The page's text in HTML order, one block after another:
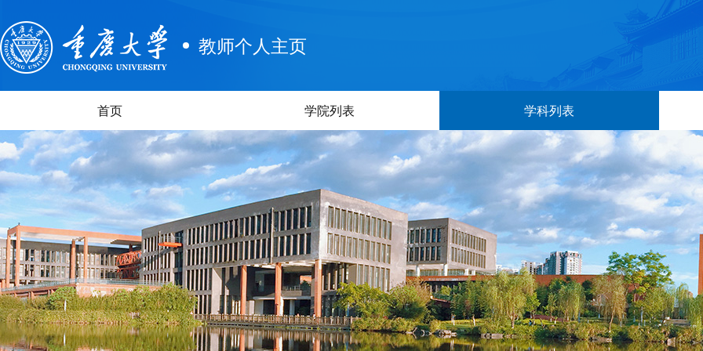
教师个人主页
首页 学院列表 学科列表